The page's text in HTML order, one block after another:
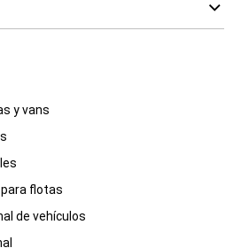
y vans
flotas
de vehículos